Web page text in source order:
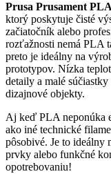
Prusa Prusament PLA
ktorý poskytuje čisté
začiatočník alebo
rozťažnosti nemá PLA
preto je ideálny na
prototypov. Nízka
detaily a malé
dizajnové objekty.
Aj keď PLA neponúka
ako iné technické
pôsobivé. Je to ideálny
prvky alebo funkčné
opotrebovaniu!